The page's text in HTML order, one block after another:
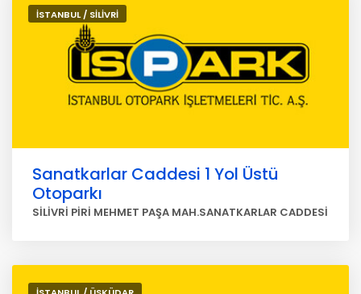
İSTANBUL / SİLİVRİ
Sanatkarlar Caddesi 1 Yol Üstü
Otoparkı
SİLİVRİ PİRİ MEHMET PAŞA MAH.SANATKARLAR CADDESİ